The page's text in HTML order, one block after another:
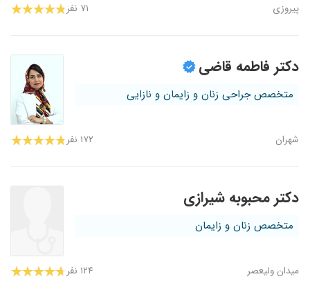
پیروزی ۷۱ نفر
دکتر فاطمه قاضی
متخصص جراحی زنان و زایمان و نازایی
شهران ۱۷۲ نفر
دکتر محبوبه شیرازی
متخصص زنان و زایمان
میدان ولیعصر ۱۲۴ نفر